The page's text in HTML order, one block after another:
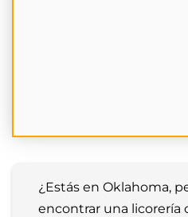
¿Estás en Oklahoma,
encontrar una licorería